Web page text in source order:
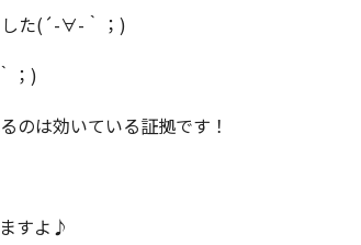
した(´-∀-｀；)
；)
のは効いている証拠です！
すよ♪